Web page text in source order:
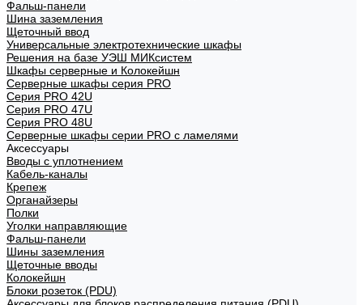
Фальш-панели
Шина заземления
Щеточный ввод
Универсальные электротехнические шкафы
Решения на базе УЭШ МИКсистем
Шкафы серверные и Колокейшн
Серверные шкафы серия PRO
Серия PRO 42U
Серия PRO 47U
Серия PRO 48U
Серверные шкафы серии PRO с ламелями
Аксессуары
Вводы с уплотнением
Кабель-каналы
Крепеж
Органайзеры
Полки
Уголки направляющие
Фальш-панели
Шины заземления
Щеточные вводы
Колокейшн
Блоки розеток (PDU)